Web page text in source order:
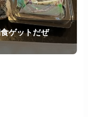
ゲットだぜ